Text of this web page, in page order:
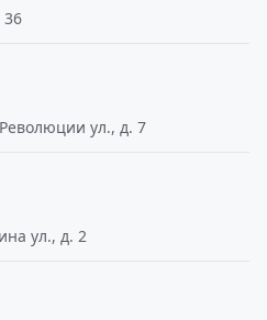
36
ул., д. 7
ул., д. 2